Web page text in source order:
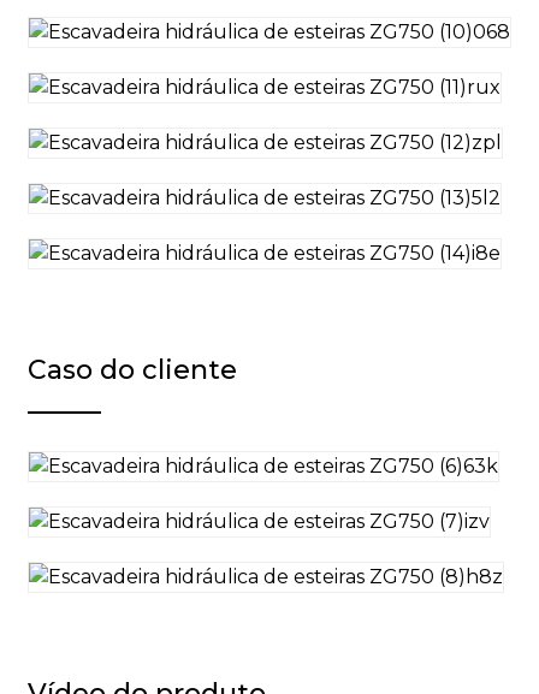
Caso do cliente